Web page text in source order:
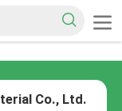
Co., Ltd.